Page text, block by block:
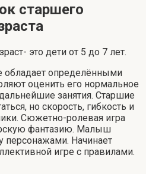
старшего
это дети от 5 до 7 лет.
обладает определёнными
оценить его нормальное
занятия. Старшие
но скорость, гибкость и
Сюжетно-ролевая игра
фантазию. Малыш
персонажами. Начинает
игре с правилами.